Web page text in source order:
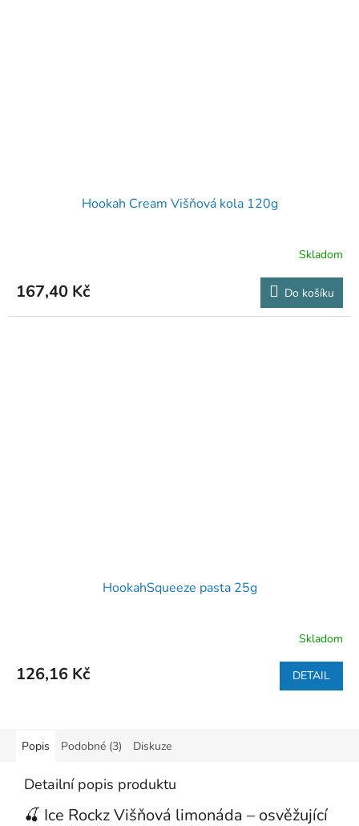
Hookah Cream Višňová kola 120g
Skladom
167,40 Kč Do košíku
HookahSqueeze pasta 25g
Skladom
126,16 Kč DETAIL
Popis Podobné (3) Diskuze
Detailní popis produktu
🍒 Ice Rockz Višňová limonáda – osvěžující